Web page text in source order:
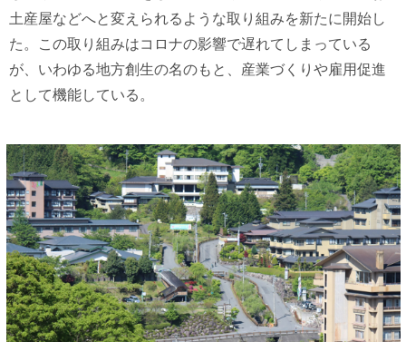
土産屋などへと変えられるような取り組みを新たに開始し
た。この取り組みはコロナの影響で遅れてしまっている
が、いわゆる地方創生の名のもと、産業づくりや雇用促進
として機能している。